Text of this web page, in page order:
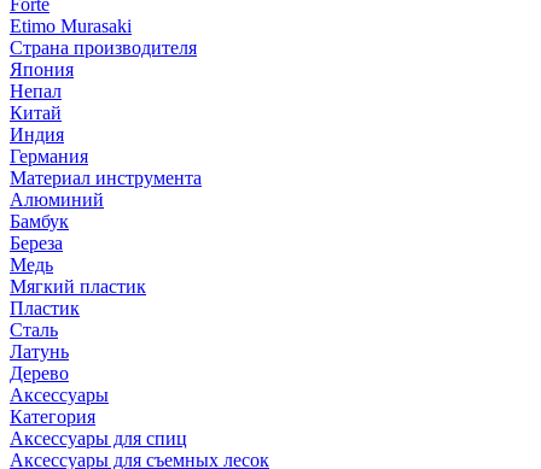
Forte
Etimo Murasaki
Страна производителя
Япония
Непал
Китай
Индия
Германия
Материал инструмента
Алюминий
Бамбук
Береза
Медь
Мягкий пластик
Пластик
Сталь
Латунь
Дерево
Аксессуары
Категория
Аксессуары для спиц
Аксессуары для съемных лесок